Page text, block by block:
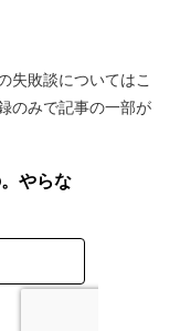
失敗談についてはこ
のみで記事の一部が